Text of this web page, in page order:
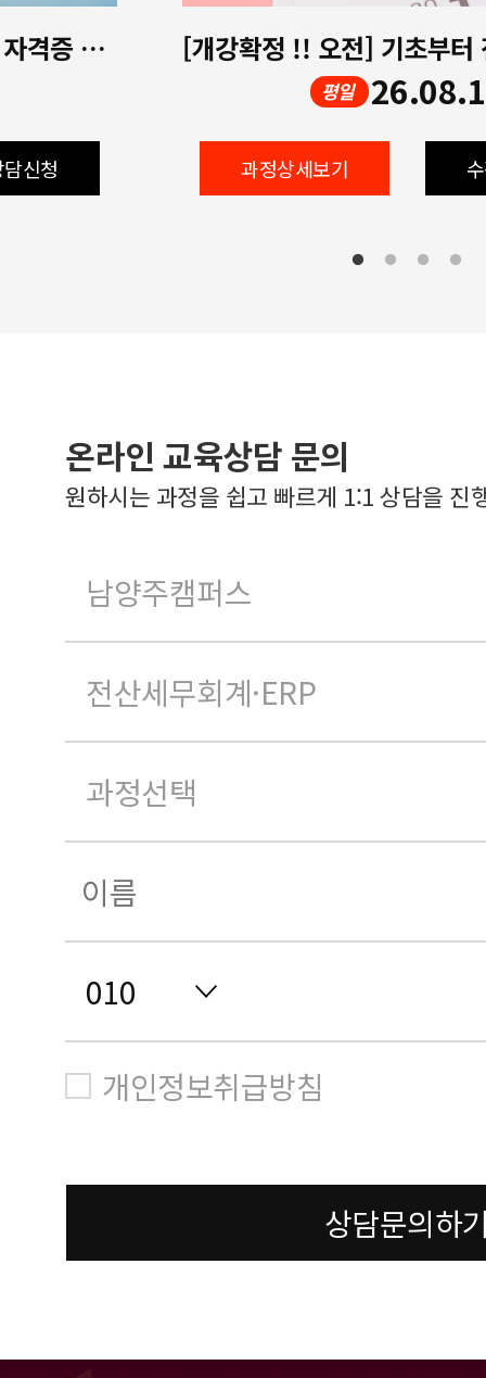
[개강확정 !! 저녁] 전산회계1급 자격증 취득(이론+실기)
신청
평일
과정상세보기
온라인 교육상담 문의
원하시는 과정을 쉽고 빠르게 1:1 상담을 진
개인정보취급방침
상담문의하